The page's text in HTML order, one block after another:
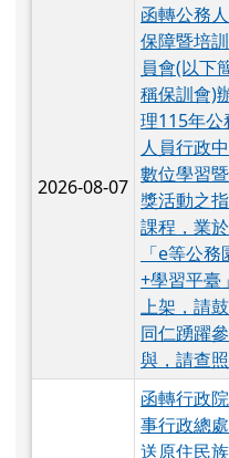
2026-08-07
函轉公務
保障暨培
員會(以下
稱保訓會)
理115年公
人員行政
數位學習
獎活動之
課程，業於
「e等公務
+學習平臺」
上架，請
同仁踴躍參
與，請查照
函轉行政
事行政總
送原住民